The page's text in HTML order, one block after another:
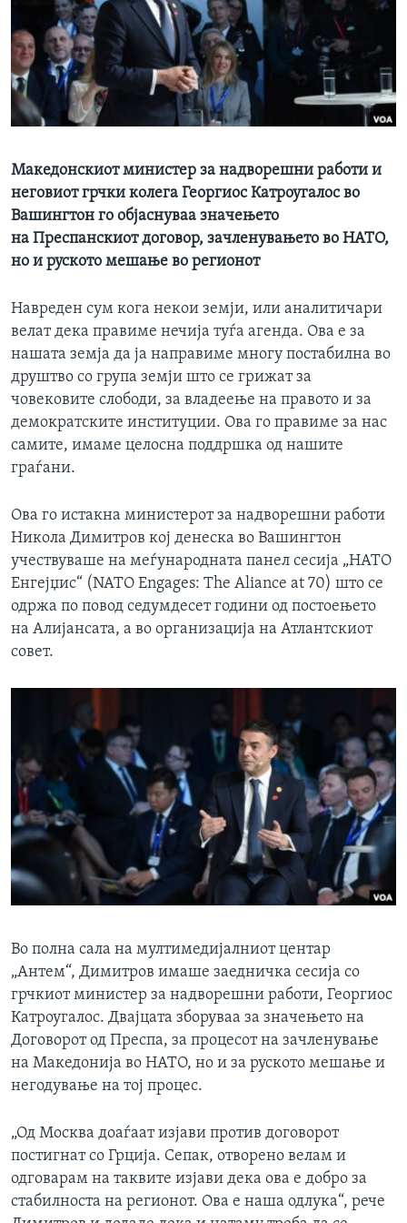
ИНТЕРВЈУА
Јазици
Македонскиот министер за надворешни работи и
неговиот грчки колега Георгиос Катроугалос во
Вашингтон го објаснуваа значењето
на Преспанскиот договор, зачленувањето во НАТО,
но и руското мешање во регионот
Навреден сум кога некои земји, или аналитичари
велат дека правиме нечија туѓа агенда. Ова е за
нашата земја да ја направиме многу постабилна во
друштво со група земји што се грижат за
човековите слободи, за владеење на правото и за
демократските институции. Ова го правиме за нас
самите, имаме целосна поддршка од нашите
граѓани.
Ова го истакна министерот за надворешни работи
Никола Димитров кој денеска во Вашингтон
учествуваше на меѓународната панел сесија „НАТО
Енгејџис“ (NATO Engages: The Aliance at 70) што се
одржа по повод седумдесет години од постоењето
на Алијансата, а во организација на Атлантскиот
совет.
Во полна сала на мултимедијалниот центар
„Антем“, Димитров имаше заедничка сесија со
грчкиот министер за надворешни работи, Георгиос
Катроугалос. Двајцата зборуваа за значењето на
Договорот од Преспа, за процесот на зачленување
на Македонија во НАТО, но и за руското мешање и
негодување на тој процес.
„Од Москва доаѓаат изјави против договорот
постигнат со Грција. Сепак, отворено велам и
одговарам на таквите изјави дека ова е добро за
стабилноста на регионот. Ова е наша одлука“, рече